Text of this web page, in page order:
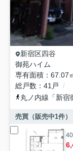
新宿区四谷
御苑ハイム
専有面積
67.07
総戸数
41戸
丸ノ内線 「新宿
売買（販売中1件）